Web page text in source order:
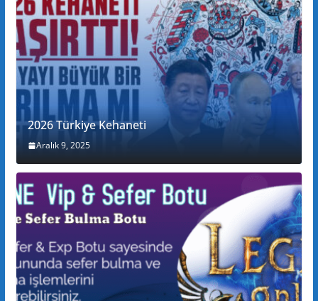
2026 Türkiye Kehaneti
Aralık 9, 2025